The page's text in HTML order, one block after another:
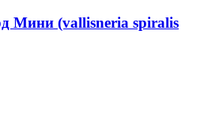
Мини (vallisneria spiralis